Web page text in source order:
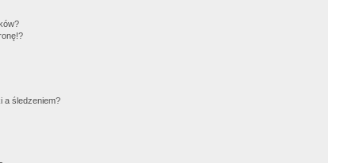
a śledzeniem?